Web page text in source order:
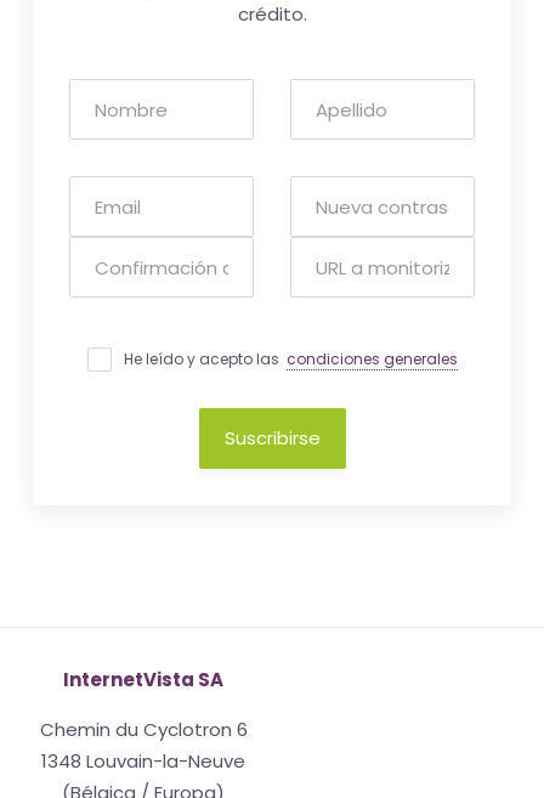
crédito.
He leído y acepto las condiciones generales
Suscribirse
InternetVista SA
Chemin du Cyclotron 6
1348 Louvain-la-Neuve
(Bélgica / Europa)